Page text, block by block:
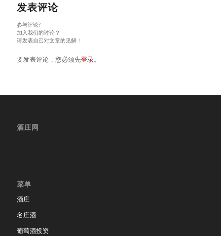
发表评论
参与评论?
加入我们的讨论？
请发表自己对文章的见解！
要发表评论，您必须先登录。
酒庄网
菜单
酒庄
名庄酒
葡萄酒投资